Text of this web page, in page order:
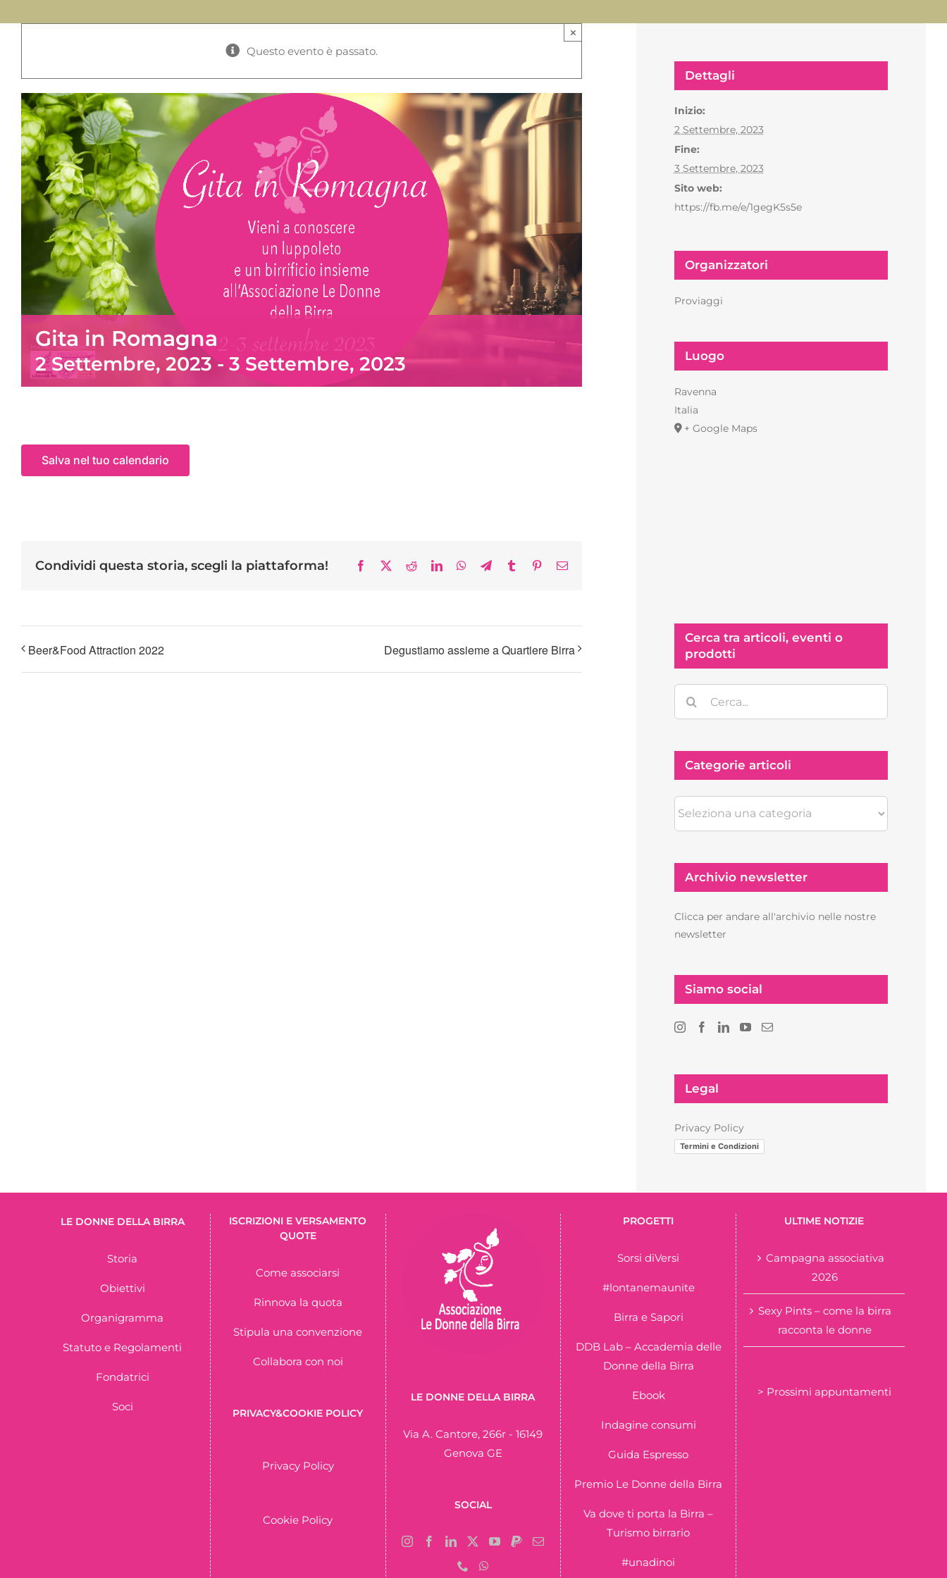
Questo evento è passato.
×
Gita in Romagna
2 Settembre, 2023- 3 Settembre, 2023
Salva nel tuo calendario
Condividi questa storia, scegli la piattaforma! Facebook RedditLinkedInWhatsApp
TelegramTumblr PinterestEmail
Beer&Food Attraction 2022 Degustiamo assieme a Quartiere Birra
Dettagli
Inizio:
2 Settembre, 2023
Fine:
3 Settembre, 2023
Sito web:
https://fb.me/e/1gegK5s5e
Organizzatori
Proviaggi
Luogo
Ravenna
Italia
+ Google Maps
Cerca tra articoli, eventi o
prodotti
per:
Categorie articoli
articoli
Archivio newsletter
Clicca per andare all'archivio nelle nostre
newsletter
Siamo social
Legal
Privacy Policy
Termini e Condizioni
LE DONNE DELLA BIRRA
Storia
Obiettivi
Organigramma
Statuto e Regolamenti
Fondatrici
Soci
ISCRIZIONI E VERSAMENTO
QUOTE
Come associarsi
Rinnova la quota
Stipula una convenzione
Collabora con noi
PRIVACY&COOKIE POLICY
Privacy Policy
Cookie Policy
LE DONNE DELLA BIRRA
Via A. Cantore, 266r - 16149
Genova GE
SOCIAL
PROGETTI
Sorsi diVersi
#lontanemaunite
Birra e Sapori
DDB Lab – Accademia delle
Donne della Birra
Ebook
Indagine consumi
Guida Espresso
Premio Le Donne della Birra
Va dove ti porta la Birra –
Turismo birrario
#unadinoi
ULTIME NOTIZIE
Campagna associativa
2026
Sexy Pints – come la birra
racconta le donne
> Prossimi appuntamenti